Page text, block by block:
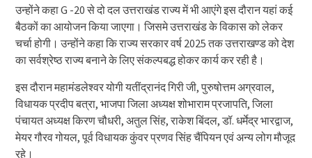
उन्होंने कहा G -20 से दो दल उत्तराखंड राज्य में भी आएंगे इस दौरान यहां कई
बैठकों का आयोजन किया जाएगा। जिसमे उत्तराखंड के विकास को लेकर
चर्चा होगी। उन्होंने कहा कि राज्य सरकार वर्ष 2025 तक उत्तराखण्ड को देश
का सर्वश्रेष्ठ राज्य बनाने के लिए संकल्पबद्ध होकर कार्य कर रही है।
इस दौरान महामंडलेश्वर योगी यतींद्रानंद गिरी जी, पुरुषोत्तम अग्रवाल,
विधायक प्रदीप बत्रा, भाजपा जिला अध्यक्ष शोभाराम प्रजापति, जिला
पंचायत अध्यक्ष किरण चौधरी, अतुल सिंह, राकेश बिंदल, डॉ. धर्मेद्र भारद्वाज,
मेयर गौरव गोयल, पूर्व विधायक कुंवर प्रणव सिंह चैंपियन एवं अन्य लोग मौजूद
रहे।